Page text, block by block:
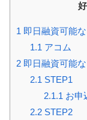
1 即日融資可能
1.1 アコム
2 即日融資可能
2.1 STEP1
2.1.1 お申
2.2STEP2